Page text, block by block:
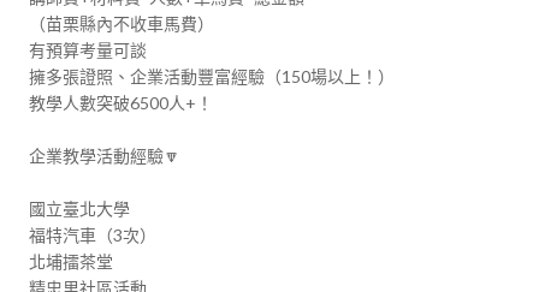
（苗栗縣內不收車馬費）
有預算考量可談
擁多張證照、企業活動豐富經驗（150場以上！）
教學人數突破6500人+！
企業教學活動經驗🔽
國立臺北大學
福特汽車（3次）
北埔擂茶堂
精忠里社區活動